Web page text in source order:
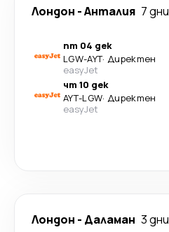
Лондон -Анталия 7 дни
пт 04 дек
LGW-AYT· Директен
easyJet
чт 10 дек
AYT-LGW· Директен
easyJet
Лондон - Даламан 3 дни